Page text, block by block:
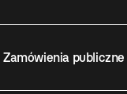
Zamówienia publiczne